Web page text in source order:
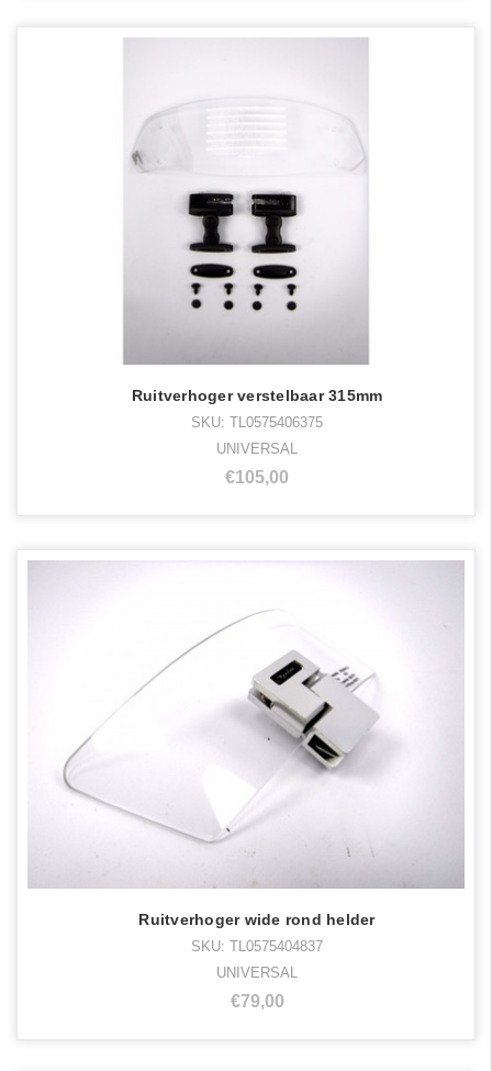
Ruitverhoger verstelbaar 315mm
SKU: TL0575406375
UNIVERSAL
€105,00
Ruitverhoger wide rond helder
SKU: TL0575404837
UNIVERSAL
€79,00